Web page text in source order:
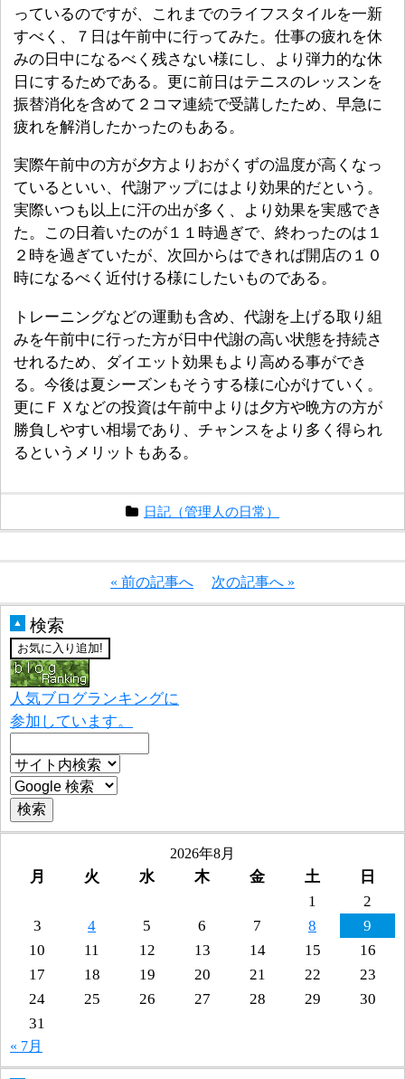
っているのですが、これまでのライフスタイルを一新
すべく、７日は午前中に行ってみた。仕事の疲れを休
みの日中になるべく残さない様にし、より弾力的な休
日にするためである。更に前日はテニスのレッスンを
振替消化を含めて２コマ連続で受講したため、早急に
疲れを解消したかったのもある。
実際午前中の方が夕方よりおがくずの温度が高くなっ
ているといい、代謝アップにはより効果的だという。
実際いつも以上に汗の出が多く、より効果を実感でき
た。この日着いたのが１１時過ぎで、終わったのは１
２時を過ぎていたが、次回からはできれば開店の１０
時になるべく近付ける様にしたいものである。
トレーニングなどの運動も含め、代謝を上げる取り組
みを午前中に行った方が日中代謝の高い状態を持続さ
せれるため、ダイエット効果もより高める事ができ
る。今後は夏シーズンもそうする様に心がけていく。
更にＦＸなどの投資は午前中よりは夕方や晩方の方が
勝負しやすい相場であり、チャンスをより多く得られ
るというメリットもある。
日記（管理人の日常）
« 前の記事へ 次の記事へ »
▲ 検索
人気ブログランキングに
参加しています。
2026年8月
月 火 水 木 金 土
日
1
2
3
4 5 6 7 8
9
10
11 12 13 14 15
16
17
18 19 20 21 22
23
24
25 26 27 28 29
30
31
« 7月